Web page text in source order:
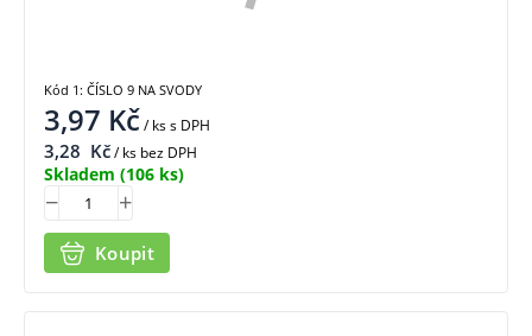
3,97 Kč/ kss DPH
3,28 Kč/ ks bez DPH
Skladem (106 ks)
Koupit
Kód 1: ČÍSLO 9 NA SVODY